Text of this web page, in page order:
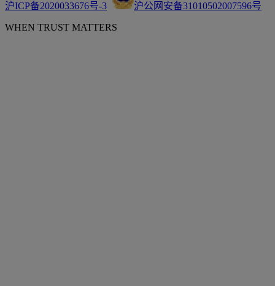
沪ICP备2020033676号-3 沪公网安备31010502007596号
WHEN TRUST MATTERS